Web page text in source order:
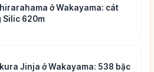
ở Wakayama: cát
Silic 620m
Jinja ở Wakayama: 538 bậc